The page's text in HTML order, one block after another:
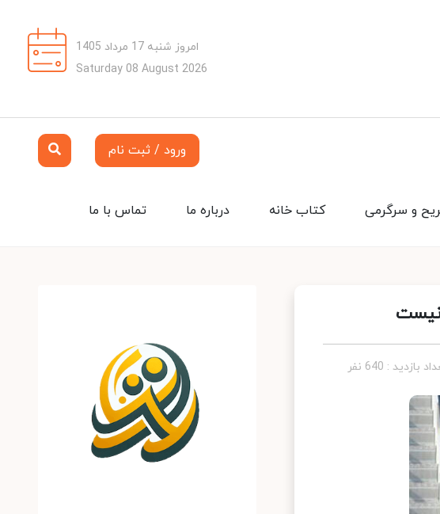
امروز شنبه 17 مرداد 1405
Saturday 08 August 2026
ورود / ثبت نام
تماس با ما درباره ما کتاب خانه و سرگرمی
نیست
بازدید : 640 نفر